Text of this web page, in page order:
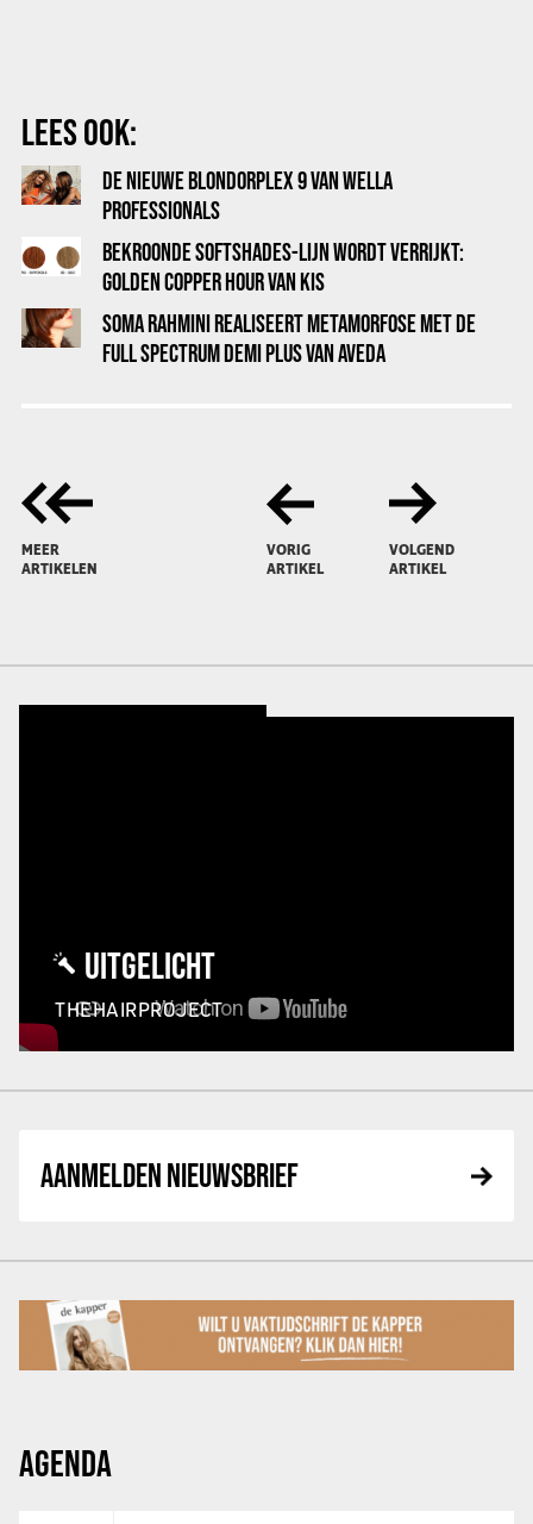
LEES OOK:
DE NIEUWE BLONDORPLEX 9 VAN WELLA
PROFESSIONALS
BEKROONDE SOFTSHADES-LIJN WORDT VERRIJKT:
GOLDEN COPPER HOUR VAN KIS
SOMA RAHMINI REALISEERT METAMORFOSE MET DE
FULL SPECTRUM DEMI PLUS VAN AVEDA
MEER
ARTIKELEN
VORIG
ARTIKEL
VOLGEND
ARTIKEL
UITGELICHT
THEHAIRPROJECT
AANMELDEN NIEUWSBRIEF
AGENDA